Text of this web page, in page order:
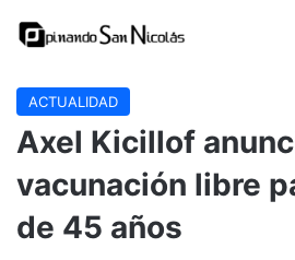
ACTUALIDAD
Axel Kicillof
vacunación libre
de 45 años